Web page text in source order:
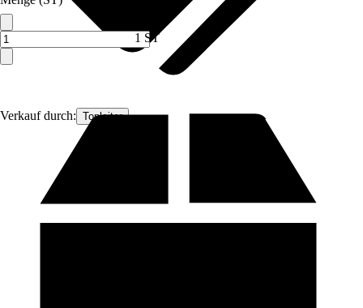
Verkauf durch: Topleiter
1 ST